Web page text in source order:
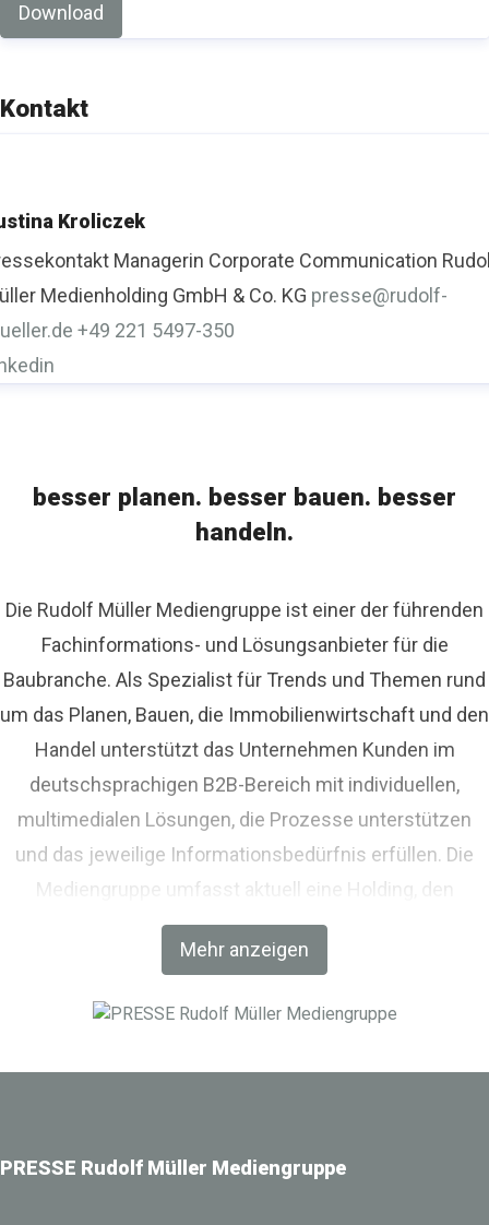
Download
Kontakt
Kroliczek
Managerin Corporate Communication
Medienholding GmbH & Co. KG presse@rudolf-
+49 221 5497-350
besser planen. besser bauen. besser
handeln.
Mehr anzeigen
Die Rudolf Müller Mediengruppe ist einer der führenden
Fachinformations- und Lösungsanbieter für die
Baubranche. Als Spezialist für Trends und Themen rund
um das Planen, Bauen, die Immobilienwirtschaft und den
Handel unterstützt das Unternehmen Kunden im
deutschsprachigen B2B-Bereich mit individuellen,
multimedialen Lösungen, die Prozesse unterstützen
und das jeweilige Informationsbedürfnis erfüllen. Die
Mediengruppe umfasst aktuell eine Holding, den
Fachverlag RM Rudolf Müller Medien und mit der BIM
World MUNICH eine Netzwerkplattform für Akteure der
PRESSE Rudolf Müller Mediengruppe